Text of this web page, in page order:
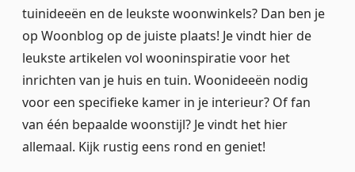
tuinideeën en de leukste woonwinkels? Dan ben je
op Woonblog op de juiste plaats! Je vindt hier de
leukste artikelen vol wooninspiratie voor het
inrichten van je huis en tuin. Woonideeën nodig
voor een specifieke kamer in je interieur? Of fan
van één bepaalde woonstijl? Je vindt het hier
allemaal. Kijk rustig eens rond en geniet!